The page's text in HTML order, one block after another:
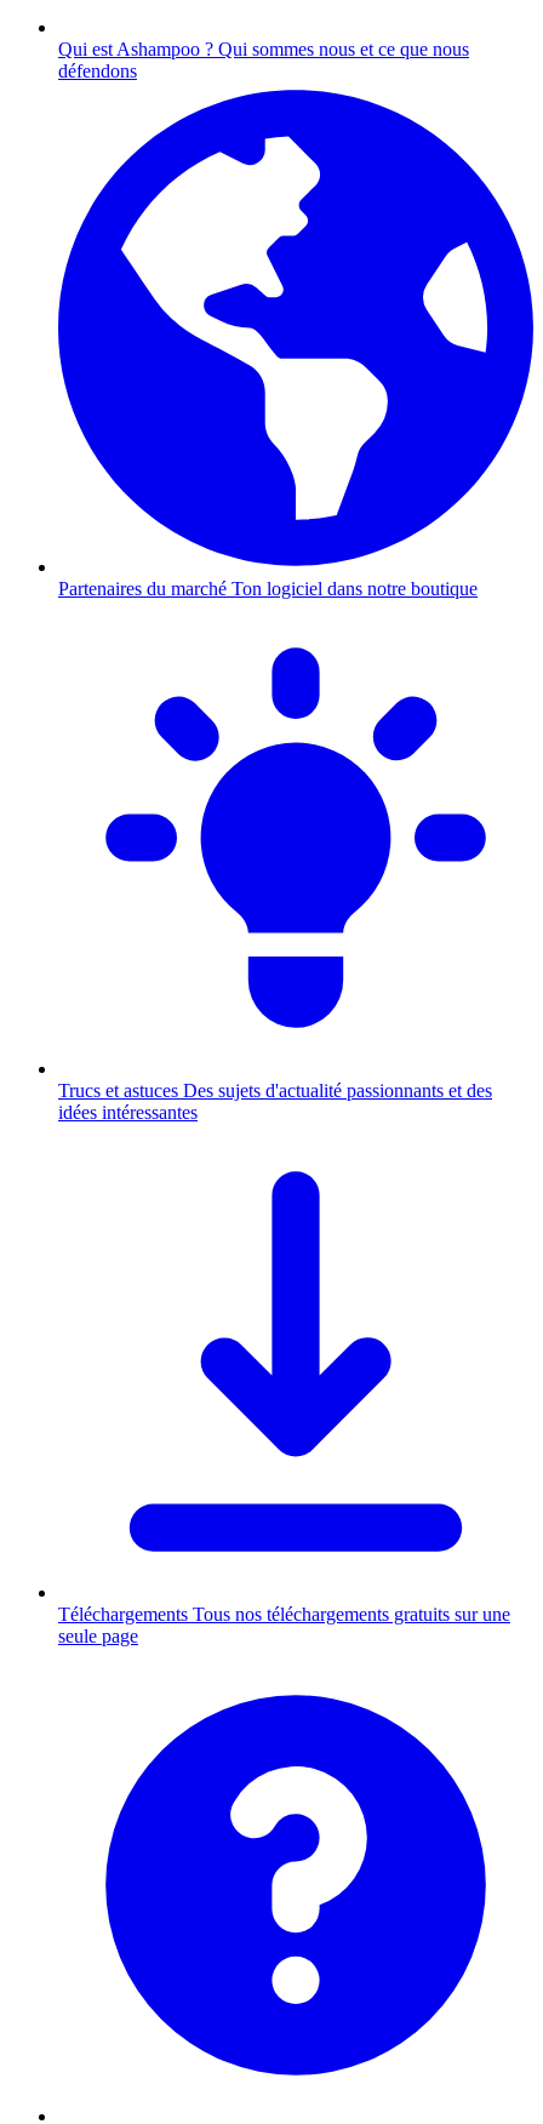
Qui est Ashampoo ? Qui sommes nous et ce que nous
défendons
Partenaires du marché Ton logiciel dans notre boutique
Trucs et astuces Des sujets d'actualité passionnants et des
idées intéressantes
Téléchargements Tous nos téléchargements gratuits sur une
seule page